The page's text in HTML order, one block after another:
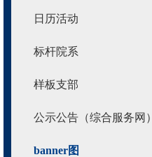
日历活动
标杆院系
样板支部
公示公告（综合服务网）
banner图